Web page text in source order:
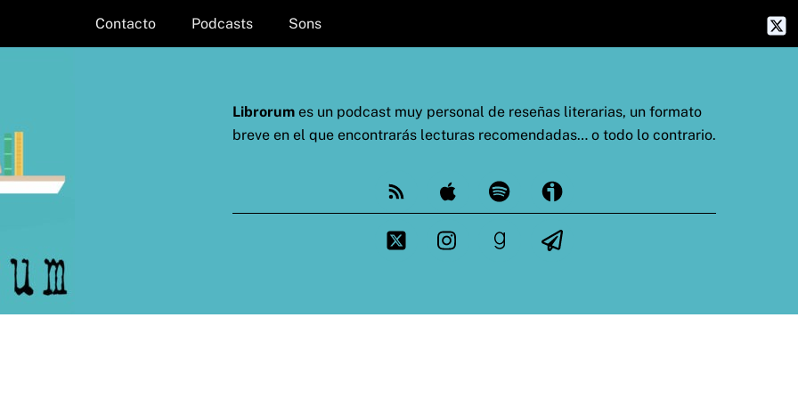
Contacto Podcasts Sons
Librorumes un podcast muy personal de reseñas literarias, un formato
breve en el que encontrarás lecturas recomendadas… o todo lo contrario.
Feed Apple Spotify Ivoox
Twitter InstagramgoodreadsTelegram